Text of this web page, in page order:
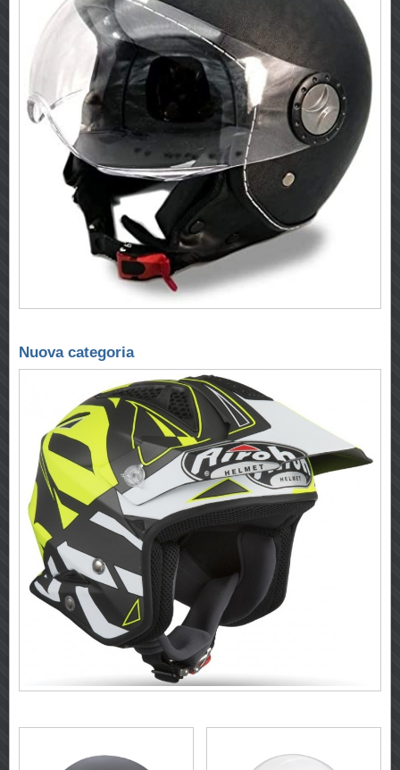
Nuova categoria